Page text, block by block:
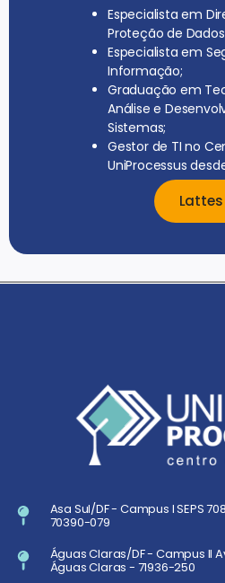
Especialista em
Proteção de
Especialista em
Informação;
Graduação em
Análise e
Sistemas;
Gestor de TI no
UniProcessus
Lattes
Asa Sul/DF - Campus I SEPS
70390-079
Águas Claras/DF - Campus II
Águas Claras - 71936-250